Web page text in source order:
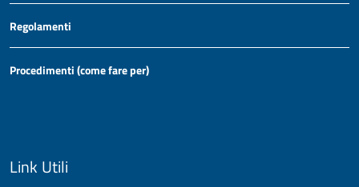
Regolamenti
Procedimenti (come fare per)
Link Utili